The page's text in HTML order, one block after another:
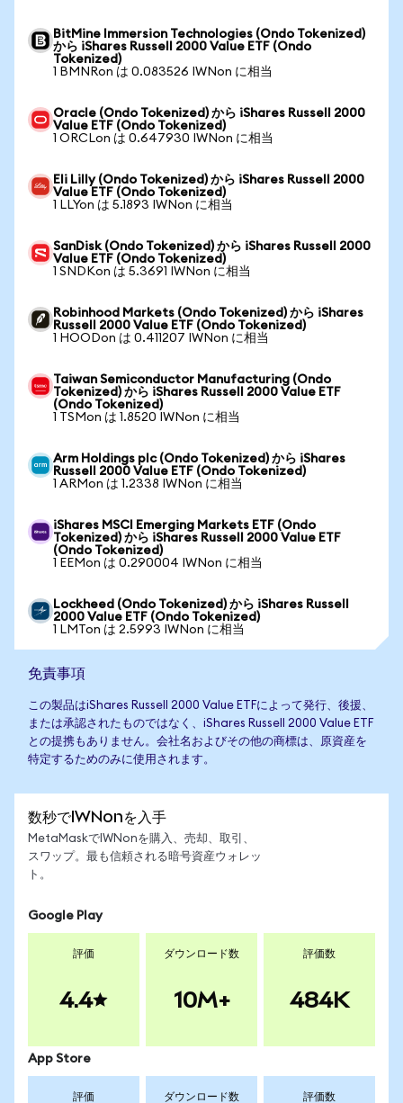
BitMine Immersion Technologies (Ondo Tokenized)
から iShares Russell 2000 Value ETF (Ondo
Tokenized)
1 BMNRon は 0.083526 IWNon に相当
Oracle (Ondo Tokenized) から iShares Russell 2000
Value ETF (Ondo Tokenized)
1 ORCLon は 0.647930 IWNon に相当
Eli Lilly (Ondo Tokenized) から iShares Russell 2000
Value ETF (Ondo Tokenized)
1 LLYon は 5.1893 IWNon に相当
SanDisk (Ondo Tokenized) から iShares Russell 2000
Value ETF (Ondo Tokenized)
1 SNDKon は 5.3691 IWNon に相当
Robinhood Markets (Ondo Tokenized) から iShares
Russell 2000 Value ETF (Ondo Tokenized)
1 HOODon は 0.411207 IWNon に相当
Taiwan Semiconductor Manufacturing (Ondo
Tokenized) から iShares Russell 2000 Value ETF
(Ondo Tokenized)
1 TSMon は 1.8520 IWNon に相当
Arm Holdings plc (Ondo Tokenized) から iShares
Russell 2000 Value ETF (Ondo Tokenized)
1 ARMon は 1.2338 IWNon に相当
iShares MSCI Emerging Markets ETF (Ondo
Tokenized) から iShares Russell 2000 Value ETF
(Ondo Tokenized)
1 EEMon は 0.290004 IWNon に相当
Lockheed (Ondo Tokenized) から iShares Russell
2000 Value ETF (Ondo Tokenized)
1 LMTon は 2.5993 IWNon に相当
免責事項
この製品はiShares Russell 2000 Value ETFによって発行、後援、
または承認されたものではなく、iShares Russell 2000 Value ETF
との提携もありません。会社名およびその他の商標は、原資産を
特定するためのみに使用されます。
数秒でIWNonを入手
MetaMaskでIWNonを購入、売却、取引、
スワップ。最も信頼される暗号資産ウォレッ
ト。
Google Play
評価
4.4
ダウンロード数
10M+
評価数
484K
App Store
評価 ダウンロード数 評価数